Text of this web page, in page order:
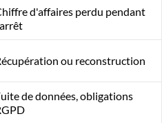
d'affaires perdu pendant
ou reconstruction
de données, obligations